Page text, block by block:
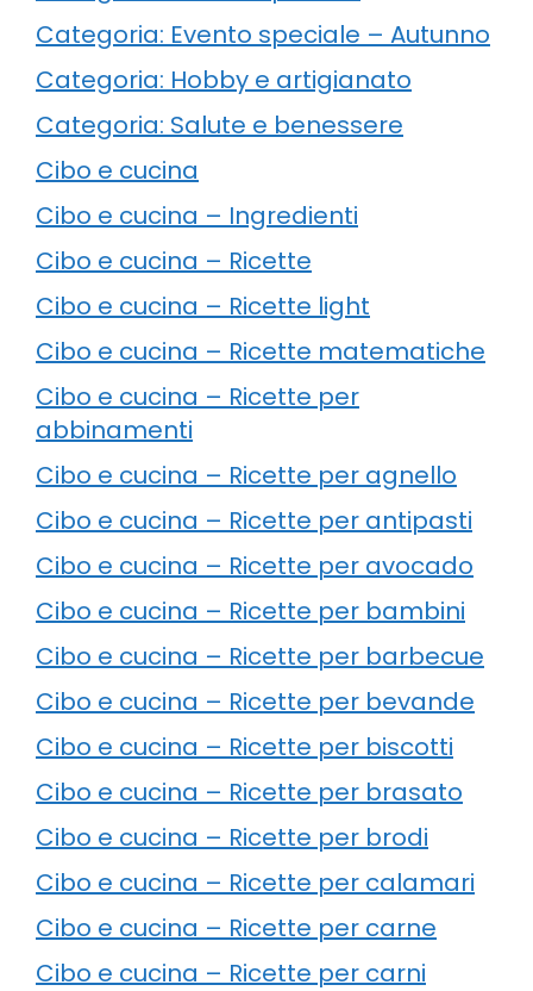
Categoria: Evento speciale – Autunno
Categoria: Hobby e artigianato
Categoria: Salute e benessere
Cibo e cucina
Cibo e cucina – Ingredienti
Cibo e cucina – Ricette
Cibo e cucina – Ricette light
Cibo e cucina – Ricette matematiche
Cibo e cucina – Ricette per
abbinamenti
Cibo e cucina – Ricette per agnello
Cibo e cucina – Ricette per antipasti
Cibo e cucina – Ricette per avocado
Cibo e cucina – Ricette per bambini
Cibo e cucina – Ricette per barbecue
Cibo e cucina – Ricette per bevande
Cibo e cucina – Ricette per biscotti
Cibo e cucina – Ricette per brasato
Cibo e cucina – Ricette per brodi
Cibo e cucina – Ricette per calamari
Cibo e cucina – Ricette per carne
Cibo e cucina – Ricette per carni